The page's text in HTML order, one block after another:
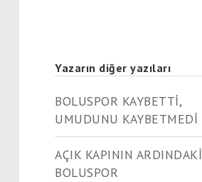
Yazarın diğer yazıları
BOLUSPOR KAYBETTİ,
UMUDUNU KAYBETMEDİ
AÇIK KAPININ ARDINDAKİ
BOLUSPOR